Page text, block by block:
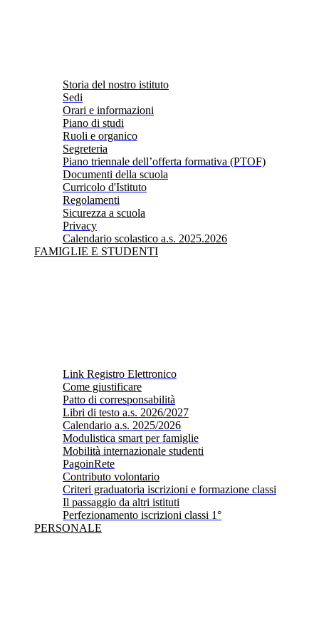
Storia del nostro istituto
Sedi
Orari e informazioni
Piano di studi
Ruoli e organico
Segreteria
Piano triennale dell’offerta formativa (PTOF)
Documenti della scuola
Curricolo d'Istituto
Regolamenti
Sicurezza a scuola
Privacy
Calendario scolastico a.s. 2025.2026
FAMIGLIE E STUDENTI
Link Registro Elettronico
Come giustificare
Patto di corresponsabilità
Libri di testo a.s. 2026/2027
Calendario a.s. 2025/2026
Modulistica smart per famiglie
Mobilità internazionale studenti
PagoinRete
Contributo volontario
Criteri graduatoria iscrizioni e formazione classi
Il passaggio da altri istituti
Perfezionamento iscrizioni classi 1°
PERSONALE